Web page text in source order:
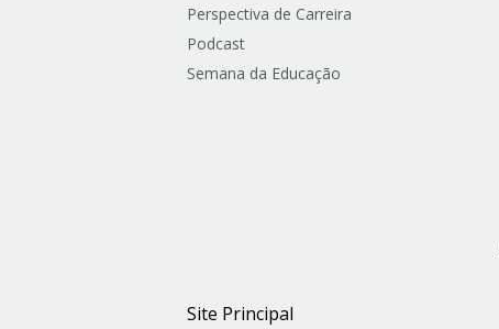
Perspectiva de Carreira
Podcast
Semana da Educação
Site Principal